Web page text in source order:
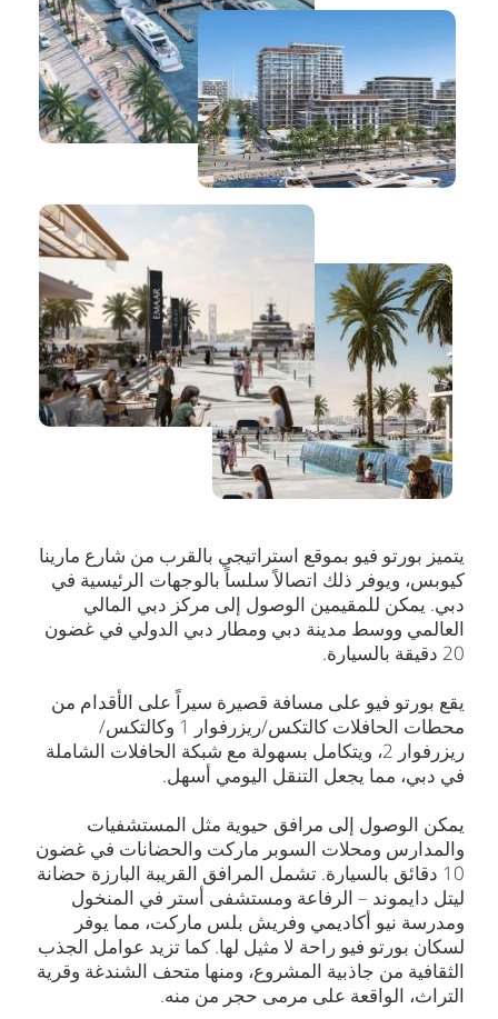
يتميز بورتو فيو بموقع استراتيجي بالقرب من شارع مارينا
كيوبس، ويوفر ذلك اتصالاً سلساً بالوجهات الرئيسية في
دبي. يمكن للمقيمين الوصول إلى مركز دبي المالي
العالمي ووسط مدينة دبي ومطار دبي الدولي في غضون
20 دقيقة بالسيارة.
يقع بورتو فيو على مسافة قصيرة سيراً على الأقدام من
محطات الحافلات كالتكس/ريزرفوار 1 وكالتكس/
ريزرفوار 2، ويتكامل بسهولة مع شبكة الحافلات الشاملة
في دبي، مما يجعل التنقل اليومي أسهل.
يمكن الوصول إلى مرافق حيوية مثل المستشفيات
والمدارس ومحلات السوبر ماركت والحضانات في غضون
10 دقائق بالسيارة. تشمل المرافق القريبة البارزة حضانة
ليتل دايموند – الرفاعة ومستشفى أستر في المنخول
ومدرسة نيو أكاديمي وفريش بلس ماركت، مما يوفر
لسكان بورتو فيو راحة لا مثيل لها. كما تزيد عوامل الجذب
الثقافية من جاذبية المشروع، ومنها متحف الشندغة وقرية
التراث، الواقعة على مرمى حجر من منه.